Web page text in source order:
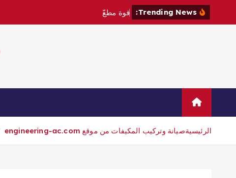
قوة مطعم
الرئيسيةصيانة وتركيب المكيفات من موقع engineering-ac.com